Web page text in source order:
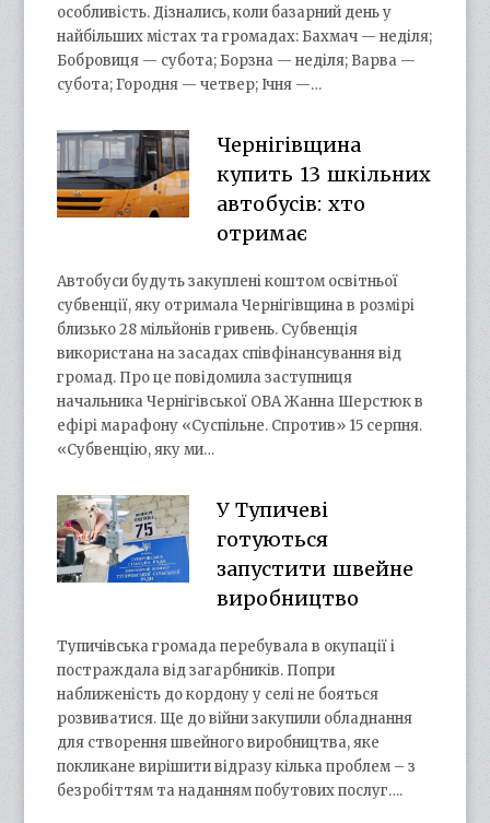
особливість. Дізнались, коли базарний день у
найбільших містах та громадах: Бахмач — неділя;
Бобровиця — субота; Борзна — неділя; Варва —
субота; Городня — четвер; Ічня —…
Чернігівщина
купить 13 шкільних
автобусів: хто
отримає
Автобуси будуть закуплені коштом освітньої
субвенції, яку отримала Чернігівщина в розмірі
близько 28 мільйонів гривень. Субвенція
використана на засадах співфінансування від
громад. Про це повідомила заступниця
начальника Чернігівської ОВА Жанна Шерстюк в
ефірі марафону «Суспільне. Спротив» 15 серпня.
«Субвенцію, яку ми…
У Тупичеві
готуються
запустити швейне
виробництво
Тупичівська громада перебувала в окупації і
постраждала від загарбників. Попри
наближеність до кордону у селі не бояться
розвиватися. Ще до війни закупили обладнання
для створення швейного виробництва, яке
покликане вирішити відразу кілька проблем – з
безробіттям та наданням побутових послуг….